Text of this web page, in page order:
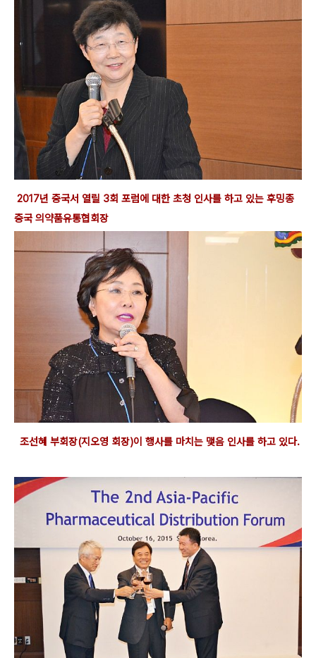
2017년 중국서 열릴 3회 포럼에 대한 초청 인사를 하고 있는 후밍종
중국 의약품유통협회장
조선혜 부회장(지오영 회장)이 행사를 마치는 맺음 인사를 하고 있다.